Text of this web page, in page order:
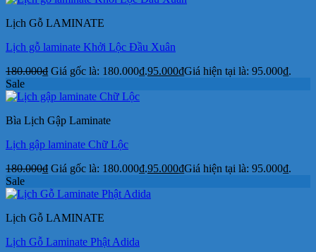
Lịch Gỗ LAMINATE
Lịch gỗ laminate Khởi Lộc Đầu Xuân
180.000₫ Giá gốc là: 180.000₫.95.000₫Giá hiện tại là: 95.000₫.
Sale
Bìa Lịch Gập Laminate
Lịch gập laminate Chữ Lộc
180.000₫ Giá gốc là: 180.000₫.95.000₫Giá hiện tại là: 95.000₫.
Sale
Lịch Gỗ LAMINATE
Lịch Gỗ Laminate Phật Adida